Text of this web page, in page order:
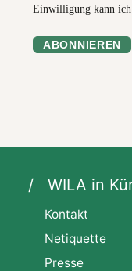
Einwilligung kann
ABONNIEREN
WILA in
Kontakt
Netiquette
Presse